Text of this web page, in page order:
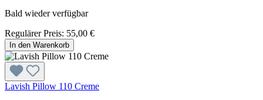
Bald wieder verfügbar
Regulärer Preis: 55,00 €
In den Warenkorb
Lavish Pillow 110 Creme